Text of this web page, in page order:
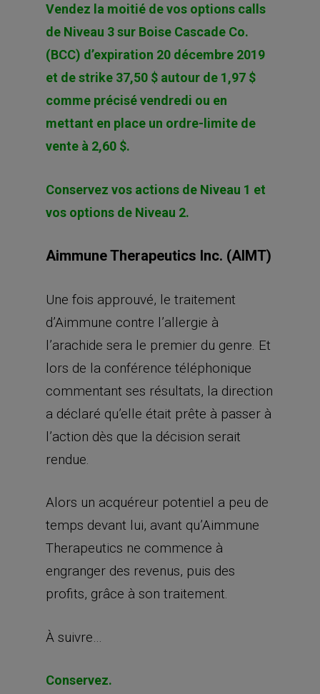
Vendez la moitié de vos options calls
de Niveau 3 sur Boise Cascade Co.
(BCC) d’expiration 20 décembre 2019
et de strike 37,50 $ autour de 1,97 $
comme précisé vendredi ou en
mettant en place un ordre-limite de
vente à 2,60 $.
Conservez vos actions de Niveau 1 et
vos options de Niveau 2.
Aimmune Therapeutics Inc. (AIMT)
Une fois approuvé, le traitement
d’Aimmune contre l’allergie à
l’arachide sera le premier du genre. Et
lors de la conférence téléphonique
commentant ses résultats, la direction
a déclaré qu’elle était prête à passer à
l’action dès que la décision serait
rendue.
Alors un acquéreur potentiel a peu de
temps devant lui, avant qu’Aimmune
Therapeutics ne commence à
engranger des revenus, puis des
profits, grâce à son traitement.
À suivre…
Conservez.